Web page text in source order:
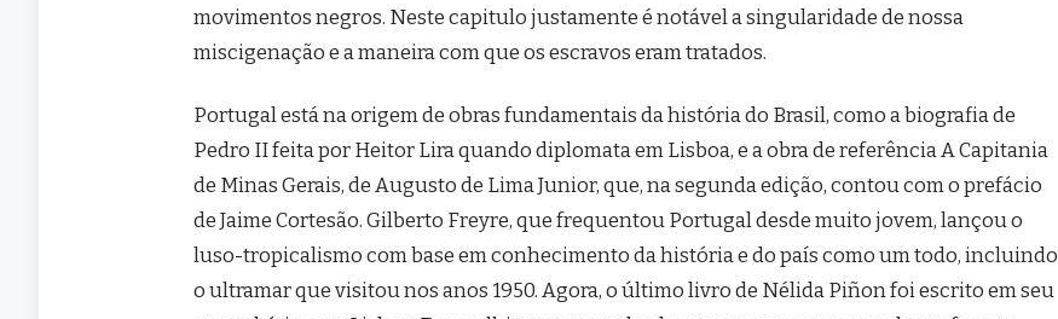
movimentos negros. Neste capitulo justamente é notável a singularidade de nossa
miscigenação e a maneira com que os escravos eram tratados.
Portugal está na origem de obras fundamentais da história do Brasil, como a biografia de
Pedro II feita por Heitor Lira quando diplomata em Lisboa, e a obra de referência A Capitania
de Minas Gerais, de Augusto de Lima Junior, que, na segunda edição, contou com o prefácio
de Jaime Cortesão. Gilberto Freyre, que frequentou Portugal desde muito jovem, lançou o
luso-tropicalismo com base em conhecimento da história e do país como um todo, incluindo
o ultramar que visitou nos anos 1950. Agora, o último livro de Nélida Piñon foi escrito em seu